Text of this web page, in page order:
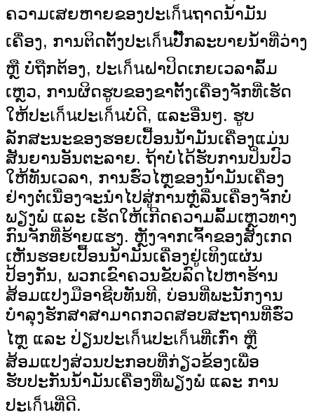
ຄວາມເສຍຫາຍຂອງປະเก็นຖາດນ້ຳມັນ
ເຄື່ອງ, ການຕິດຕັ້ງປະเก็นປັ໊ກລະບາຍນ້ຳທີ່ວ່າງ
ຫຼື ບໍ່ຖືກຕ້ອງ, ປະเก็นຝາປິດເກຍເວລາລົ້ມ
ເຫຼວ, ການຜິດຮູບຂອງຂາຕັ້ງເຄື່ອງຈັກທີ່ເຮັດ
ໃຫ້ປະเก็นປະเก็นບໍ່ດີ, ແລະອື່ນໆ. ຮູບ
ລັກສະນະຂອງຮອຍເປື້ອນນ້ຳມັນເຄື່ອງແມ່ນ
ສັນຍານອັນຕະລາຍ. ຖ້າບໍ່ໄດ້ຮັບການປິ່ນປົວ
ໃຫ້ທັນເວລາ, ການຮົ່ວໄຫຼຂອງນ້ຳມັນເຄື່ອງ
ຢ່າງຕໍ່ເນື່ອງຈະນຳໄປສູ່ການຫຼໍ່ລື່ນເຄື່ອງຈັກບໍ່
ພຽງພໍ ແລະ ເຮັດໃຫ້ເກີດຄວາມລົ້ມເຫຼວທາງ
ກົນຈັກທີ່ຮ້າຍແຮງ. ຫຼັງຈາກເຈົ້າຂອງສັງເກດ
ເຫັນຮອຍເປື້ອນນ້ຳມັນເຄື່ອງຢູ່ເທິງແຜ່ນ
ປ້ອງກັນ, ພວກເຂົາຄວນຂັບລົດໄປຫາຮ້ານ
ສ້ອມແປງມືອາຊີບທັນທີ, ບ່ອນທີ່ພະນັກງານ
ບຳລຸງຮັກສາສາມາດກວດສອບສະຖານທີ່ຮົ່ວ
ໄຫຼ ແລະ ປ່ຽນປະเก็นປະเก็นທີ່ເກົ່າ ຫຼື
ສ້ອມແປງສ່ວນປະກອບທີ່ກ່ຽວຂ້ອງເພື່ອ
ຮັບປະກັນນ້ຳມັນເຄື່ອງທີ່ພຽງພໍ ແລະ ການ
ປະเก็นທີ່ດີ.